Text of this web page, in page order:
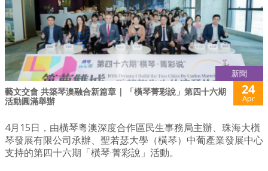
新聞
藝文交會 共築琴澳融合新篇章 | 「橫琴菁彩說」第四十六期
活動圓滿舉辦
24
Apr
4月15日，由橫琴粵澳深度合作區民生事務局主辦、珠海大橫
琴發展有限公司承辦、聖若瑟大學（橫琴）中葡產業發展中心
支持的第四十六期「橫琴·菁彩說」活動。